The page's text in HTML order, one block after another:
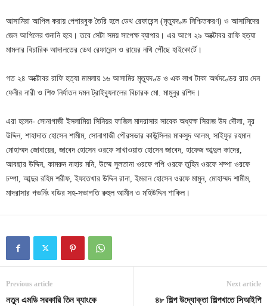
আসামিরা আপিল করায় পেপারবুক তৈরি হলে ডেথ রেফারেন্স (মৃত্যুদণ্ড নিশ্চিতকরণ) ও আসামিদের
জেল আপিলের শুনানি হবে। তবে সেটা সময় সাপেক্ষ ব্যাপার। এর আগে ২৯ অক্টোবর রাফি হত্যা
মামলার বিচারিক আদালতের ডেথ রেফারেন্স ও রায়ের নথি পৌঁছে হাইকোর্টে।
গত ২৪ অক্টোবর রাফি হত্যা মামলায় ১৬ আসামির মৃত্যুদণ্ড ও এক লাখ টাকা অর্থদণ্ডের রায় দেন
ফেনীর নারী ও শিশু নির্যাতন দমন ট্রাইব্যুনালের বিচারক মো. মামুনুর রশিদ।
এরা হলেন- সোনাগাজী ইসলামিয়া সিনিয়র ফাজিল মাদরাসার সাবেক অধ্যক্ষ সিরাজ উদ দৌলা, নূর
উদ্দিন, শাহাদাত হোসেন শামীম, সোনাগাজী পৌরসভার কাউন্সিলর মাকসুদ আলম, সাইফুর রহমান
মোহাম্মদ জোবায়ের, জাবেদ হোসেন ওরফে সাখাওয়াত হোসেন জাবেদ, হাফেজ আব্দুল কাদের,
আবছার উদ্দিন, কামরুন নাহার মনি, উম্মে সুলতানা ওরফে পপি ওরফে তুহিন ওরফে শম্পা ওরফে
চম্পা, আব্দুর রহিম শরীফ, ইফতেখার উদ্দিন রানা, ইমরান হোসেন ওরফে মামুন, মোহাম্মদ শামীম,
মাদরাসার গভর্নিং বডির সহ-সভাপতি রুহুল আমীন ও মহিউদ্দিন শাকিল।
Previous article
নতুন এমডি সরকারি তিন ব্যাংকে
Next article
৪৮ শিল্প উদ্যোক্তা শিল্পখাতে সিআইপি